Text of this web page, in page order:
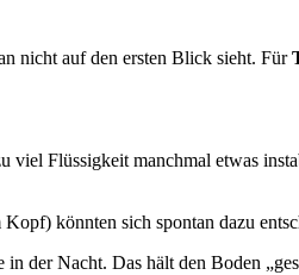
nicht auf den ersten Blick sieht. Für
Flüssigkeit manchmal etwas
könnten sich spontan dazu
der Nacht. Das hält den Boden